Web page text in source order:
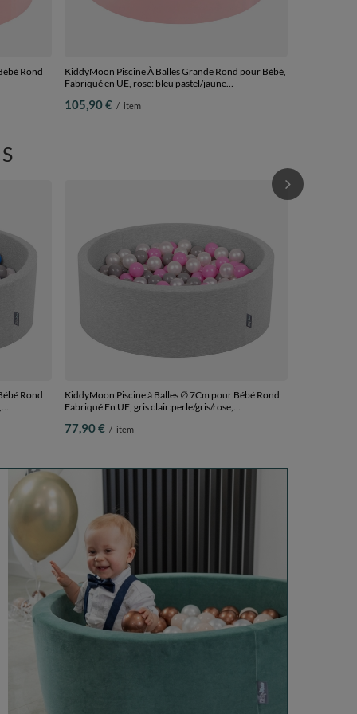
Rond
KiddyMoon Piscine À Balles Grande Rond pour Bébé,
Fabriqué en UE, rose: bleu pastel/jaune
balles
105,90 € / item
Rond
KiddyMoon Piscine à Balles ∅ 7Cm pour Bébé Rond
Fabriqué En UE, gris clair:perle/gris/rose,
77,90 € / item
KiddyMoon